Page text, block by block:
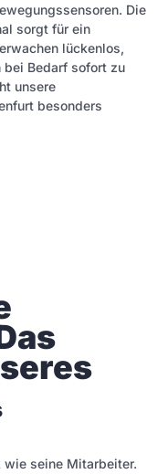
Die
sorgt für ein
lückenlos,
bei Bedarf sofort zu
unsere
besonders
seine Mitarbeiter.